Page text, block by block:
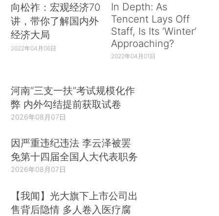
向松祚：宏观经济70
讲，带你了解国内外
经济大局
2022年04月06日
In Depth: As
Tencent Lays Off
Staff, Is Its ‘Winter’
Approaching?
2022年04月01日
河南“三支一扶”考试规模化作
弊 内外勾结提前获取试卷
2026年08月07日
因严重违纪违法 李云泽被罢
免第十四届全国人大代表职务
2026年08月07日
【我闻】光大旗下上市公司出
售背后隐情 多人卷入医疗腐